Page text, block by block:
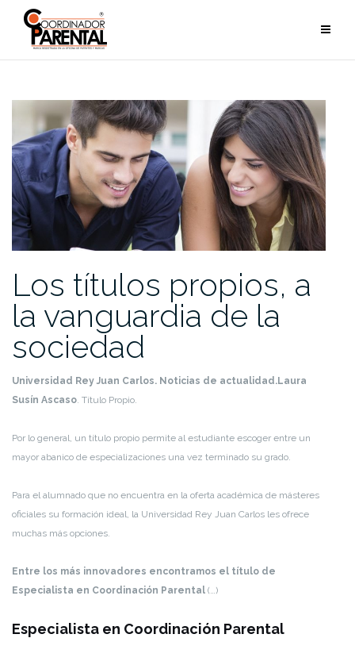
Saltar
contenido
Los títulos propios, a
la vanguardia de la
sociedad
Universidad Rey Juan Carlos. Noticias de actualidad.Laura
Susín Ascaso . Título Propio.
Por lo general, un título propio permite al estudiante escoger entre un
mayor abanico de especializaciones una vez terminado su grado.
Para el alumnado que no encuentra en la oferta académica de másteres
oficiales su formación ideal, la Universidad Rey Juan Carlos les ofrece
muchas más opciones.
Entre los más innovadores encontramos el título de
Especialista en Coordinación Parental (…)
Especialista en Coordinación Parental